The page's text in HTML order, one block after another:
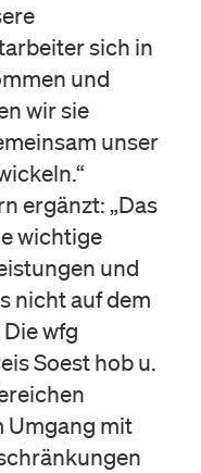
sich in
und
wir sie
unser
ergänzt: „Das
wichtige
und
nicht auf dem
wfg
Soest hob u.
Umgang mit